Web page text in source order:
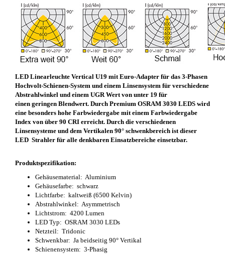
LED Linearleuchte Vertical U19 mit Euro-Adapter für das 3-Phasen
Hochvolt-Schienen-System und einem Linsensystem für verschiedene
Abstrahlwinkel und einem UGR Wert von unter 19 für
einen geringen Blendwert. Durch Premium OSRAM 3030 LEDS wird
eine besonders hohe Farbwiedergabe mit einem Farbwiedergabe
Index von über 90 CRI erreicht. Durch die verschiedenen
Linsensysteme und dem Vertikalen 90° schwenkbereich ist dieser
LED Strahler für alle denkbaren Einsatzbereiche einsetzbar.
Produktspezifikation:
Gehäusematerial: Aluminium
Gehäusefarbe: schwarz
Lichtfarbe: kaltweiß (6500 Kelvin)
Abstrahlwinkel: Asymmetrisch
Lichtstrom: 4200 Lumen
LED Typ: OSRAM 3030 LEDs
Netzteil: Tridonic
Schwenkbar: Ja beidseitig 90° Vertikal
Schienensystem: 3-Phasig